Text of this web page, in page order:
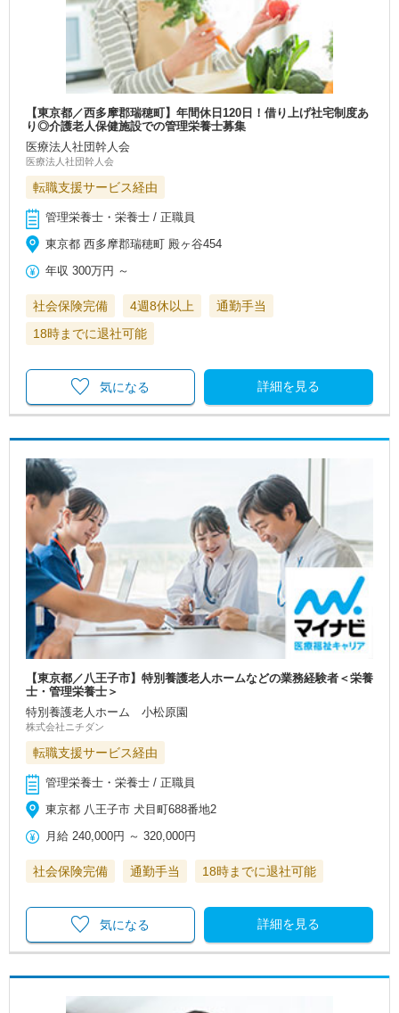
【東京都／西多摩郡瑞穂町】年間休日120日！借り上げ社宅制度あ
り◎介護老人保健施設での管理栄養士募集
医療法人社団幹人会
医療法人社団幹人会
転職支援サービス経由
管理栄養士・栄養士 / 正職員
東京都 西多摩郡瑞穂町 殿ヶ谷454
年収 300万円 ～
社会保険完備 4週8休以上
通勤手当
18時までに退社可能
詳細を見る
気になる
【東京都／八王子市】特別養護老人ホームなどの業務経験者＜栄養
士・管理栄養士＞
特別養護老人ホーム 小松原園
株式会社ニチダン
転職支援サービス経由
管理栄養士・栄養士 / 正職員
東京都 八王子市 犬目町688番地2
月給 240,000円 ～320,000円
社会保険完備 通勤手当 18時までに退社可能
詳細を見る
気になる